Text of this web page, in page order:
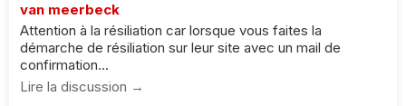
van meerbeck
Attention à la résiliation car lorsque vous faites la
démarche de résiliation sur leur site avec un mail de
confirmation...
Lire la discussion →